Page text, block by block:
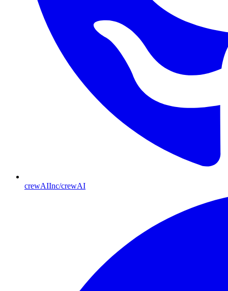
crewAIInc/crewAI